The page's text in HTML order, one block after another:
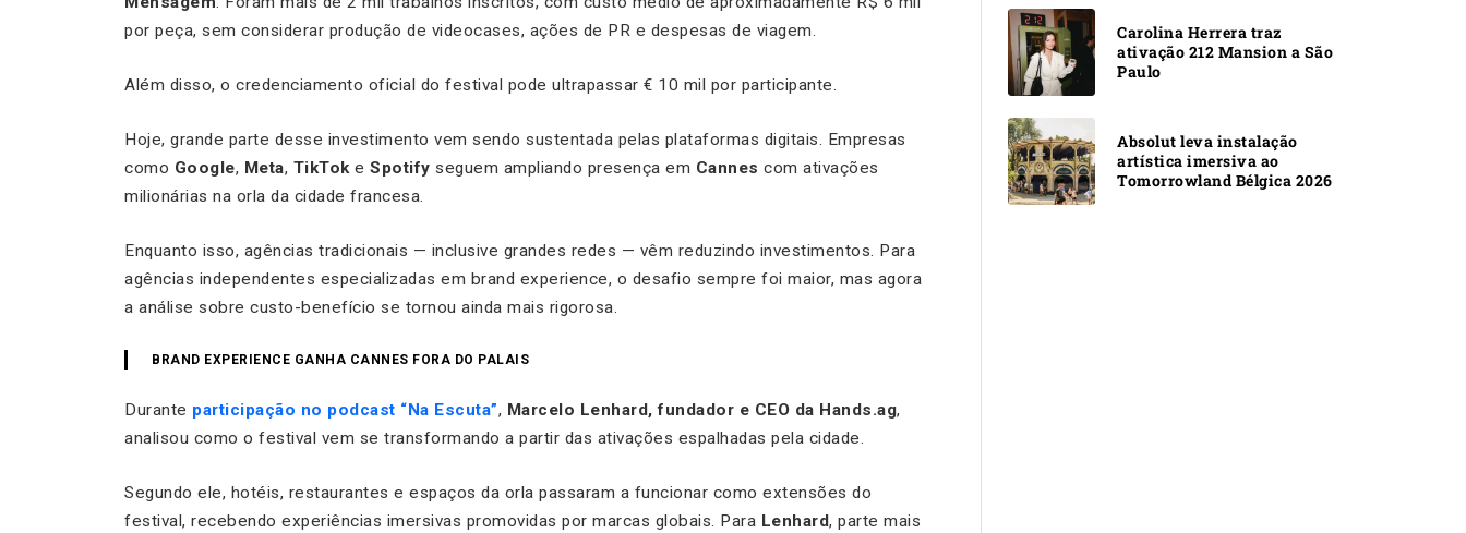
por peça, sem considerar produção de videocases, ações de PR e despesas de viagem.
Além disso, o credenciamento oficial do festival pode ultrapassar € 10 mil por participante.
Hoje, grande parte desse investimento vem sendo sustentada pelas plataformas digitais. Empresas
como Google, Meta, TikToke Spotify seguem ampliando presença em Cannes com ativações
milionárias na orla da cidade francesa.
Enquanto isso, agências tradicionais — inclusive grandes redes — vêm reduzindo investimentos. Para
agências independentes especializadas em brand experience, o desafio sempre foi maior, mas agora
a análise sobre custo-benefício se tornou ainda mais rigorosa.
BRAND EXPERIENCE GANHA CANNES FORA DO PALAIS
Durante participação no podcast “Na Escuta”, Marcelo Lenhard, fundador e CEO da Hands.ag,
analisou como o festival vem se transformando a partir das ativações espalhadas pela cidade.
Segundo ele, hotéis, restaurantes e espaços da orla passaram a funcionar como extensões do
festival, recebendo experiências imersivas promovidas por marcas globais. Para Lenhard, parte mais
Carolina Herrera traz
ativação 212 Mansion a São
Paulo
Absolut leva instalação
artística imersiva ao
Tomorrowland Bélgica 2026